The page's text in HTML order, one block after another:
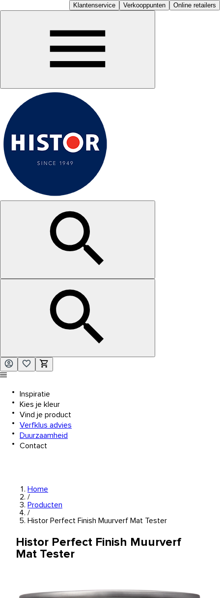
Klantenservice Verkooppunten Online retailers
Inspiratie
Kies je kleur
Vind je product
Verfklus advies
Duurzaamheid
Contact
Home
/
Producten
/
Histor Perfect Finish Muurverf Mat Tester
Histor Perfect Finish Muurverf
Mat Tester